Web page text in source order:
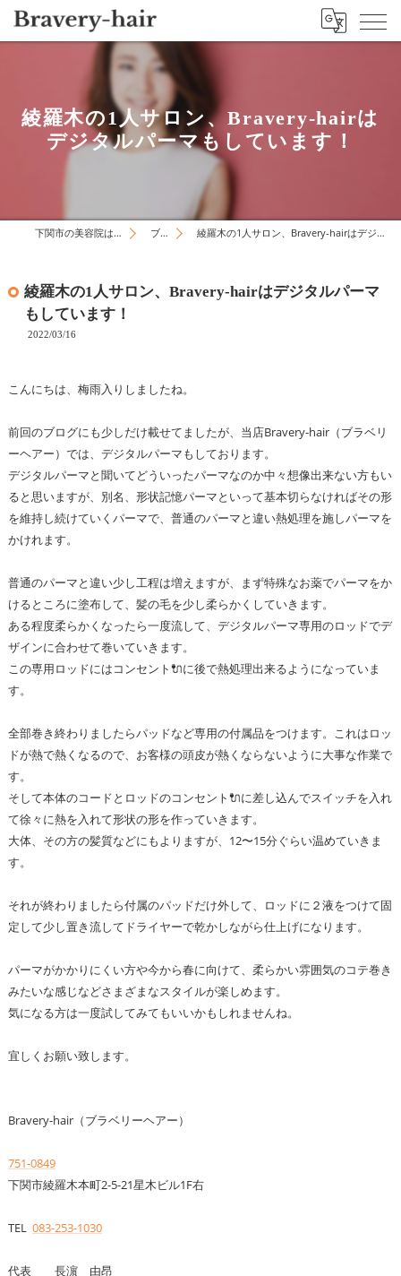
綾羅木の1人サロン、Bravery-hairは
デジタルパーマもしています！
下関市の美容院はBravery-hair ブログ 綾羅木の1人サロン、Bravery-hairはデジタルパーマもしています！
綾羅木の1人サロン、Bravery-hairはデジタルパーマ
もしています！
2022/03/16
こんにちは、梅雨入りしましたね。
前回のブログにも少しだけ載せてましたが、当店Bravery-hair（ブラベリ
ーヘアー）では、デジタルパーマもしております。
デジタルパーマと聞いてどういったパーマなのか中々想像出来ない方もい
ると思いますが、別名、形状記憶パーマといって基本切らなければその形
を維持し続けていくパーマで、普通のパーマと違い熱処理を施しパーマを
かけれます。
普通のパーマと違い少し工程は増えますが、まず特殊なお薬でパーマをか
けるところに塗布して、髪の毛を少し柔らかくしていきます。
ある程度柔らかくなったら一度流して、デジタルパーマ専用のロッドでデ
ザインに合わせて巻いていきます。
この専用ロッドにはコンセント🔌に後で熱処理出来るようになっていま
す。
全部巻き終わりましたらパッドなど専用の付属品をつけます。これはロッ
ドが熱で熱くなるので、お客様の頭皮が熱くならないように大事な作業で
す。
そして本体のコードとロッドのコンセント🔌に差し込んでスイッチを入れ
て徐々に熱を入れて形状の形を作っていきます。
大体、その方の髪質などにもよりますが、12〜15分ぐらい温めていきま
す。
それが終わりましたら付属のパッドだけ外して、ロッドに２液をつけて固
定して少し置き流してドライヤーで乾かしながら仕上げになります。
パーマがかかりにくい方や今から春に向けて、柔らかい雰囲気のコテ巻き
みたいな感じなどさまざまなスタイルが楽しめます。
気になる方は一度試してみてもいいかもしれませんね。
宜しくお願い致します。
Bravery-hair（ブラベリーヘアー）
751-0849
下関市綾羅木本町2-5-21星木ビル1F右
TEL 083-253-1030
代表 長濵 由昂